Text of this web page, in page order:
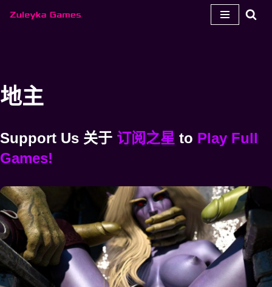
地主
Support Us 关于 订阅之星 to Play Full
Games!